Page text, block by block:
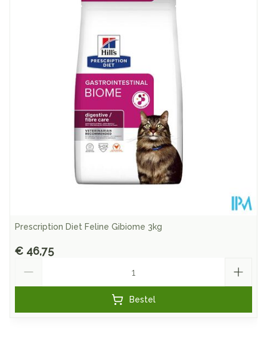
Hoeveelheid
500
Kamertemperatuur (15°C - 25°C)
Prescription Diet Feline Gibiome 3kg
€ 46,75
Bestel